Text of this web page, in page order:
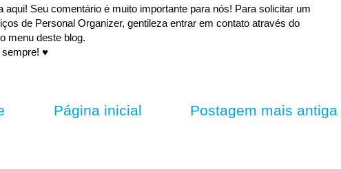
aqui! Seu comentário é muito importante para nós! Para solicitar um
de Personal Organizer, gentileza entrar em contato através do
menu deste blog.
sempre! ♥
Postagem mais antiga
Página inicial